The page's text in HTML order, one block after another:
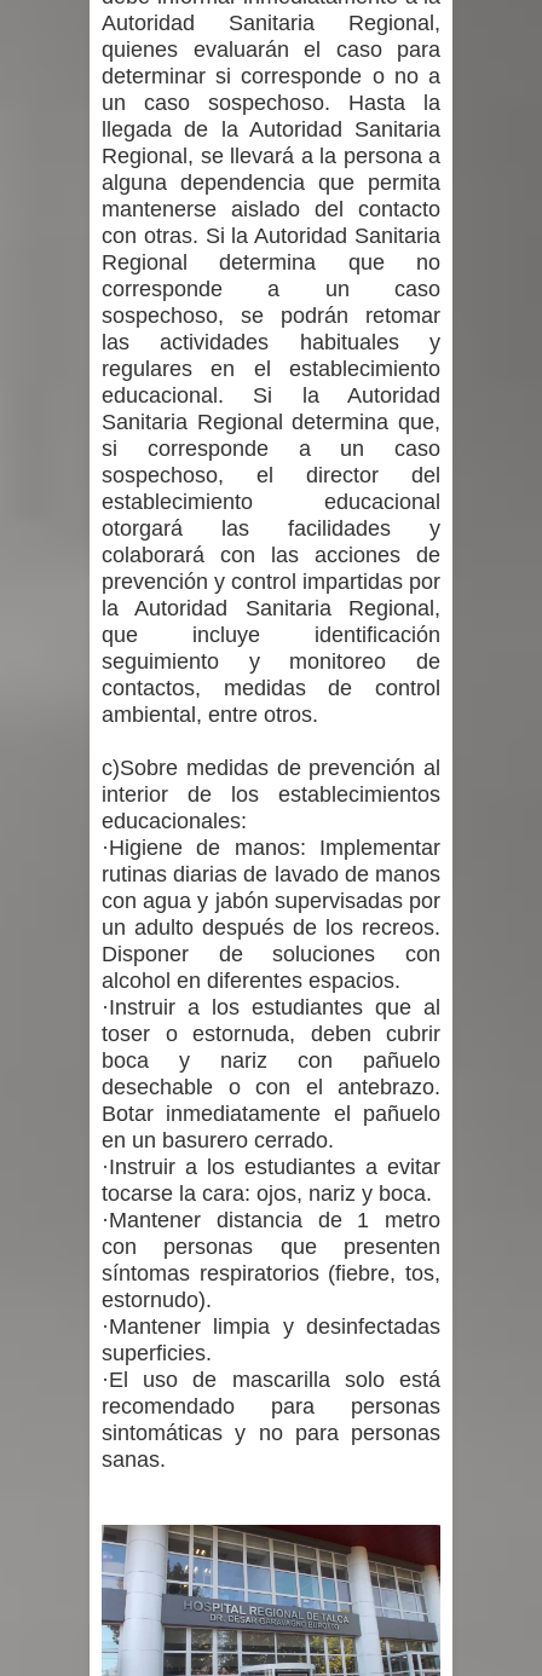
Autoridad Sanitaria Regional,
quienes evaluarán el caso para
determinar si corresponde o no a
un caso sospechoso. Hasta la
llegada de la Autoridad Sanitaria
Regional, se llevará a la persona a
alguna dependencia que permita
mantenerse aislado del contacto
con otras. Si la Autoridad Sanitaria
Regional determina que no
corresponde a un caso
sospechoso, se podrán retomar
las actividades habituales y
regulares en el establecimiento
educacional. Si la Autoridad
Sanitaria Regional determina que,
si corresponde a un caso
sospechoso, el director del
establecimiento educacional
otorgará las facilidades y
colaborará con las acciones de
prevención y control impartidas por
la Autoridad Sanitaria Regional,
que incluye identificación
seguimiento y monitoreo de
contactos, medidas de control
ambiental, entre otros.
c)Sobre medidas de prevención al
interior de los establecimientos
educacionales:
·Higiene de manos: Implementar
rutinas diarias de lavado de manos
con agua y jabón supervisadas por
un adulto después de los recreos.
Disponer de soluciones con
alcohol en diferentes espacios.
·Instruir a los estudiantes que al
toser o estornuda, deben cubrir
boca y nariz con pañuelo
desechable o con el antebrazo.
Botar inmediatamente el pañuelo
en un basurero cerrado.
·Instruir a los estudiantes a evitar
tocarse la cara: ojos, nariz y boca.
·Mantener distancia de 1 metro
con personas que presenten
síntomas respiratorios (fiebre, tos,
estornudo).
·Mantener limpia y desinfectadas
superficies.
·El uso de mascarilla solo está
recomendado para personas
sintomáticas y no para personas
sanas.